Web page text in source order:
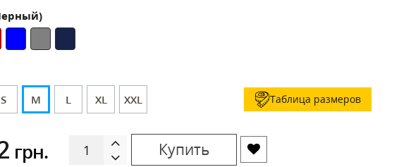
S M L XL XXL Таблица размеров
грн. Купить